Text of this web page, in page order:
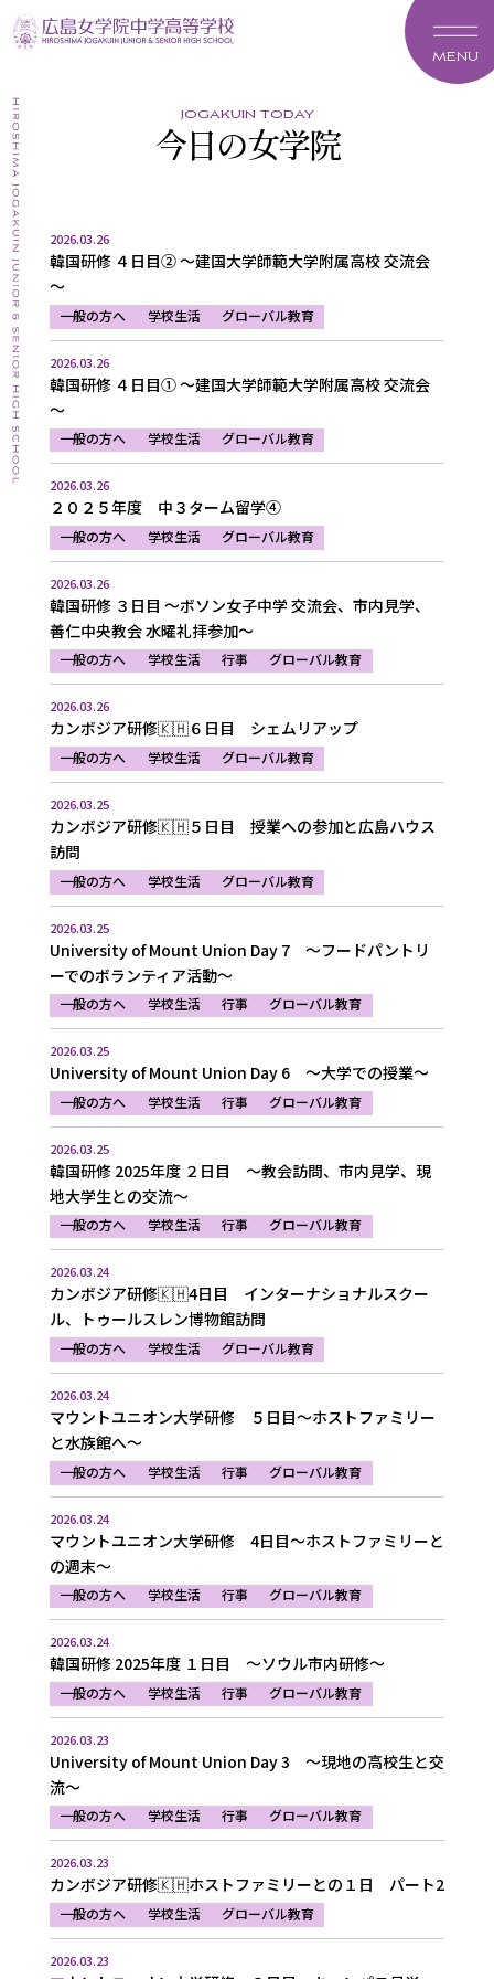
MENU
jogakuin today
今日の女学院
2026.03.26
韓国研修 ４日目② ～建国大学師範大学附属高校 交流会
～
一般の方へ 学校生活 グローバル教育
2026.03.26
韓国研修 ４日目① ～建国大学師範大学附属高校 交流会
～
一般の方へ 学校生活 グローバル教育
2026.03.26
２０２５年度 中３ターム留学④
一般の方へ 学校生活 グローバル教育
2026.03.26
韓国研修 ３日目 ～ボソン女子中学 交流会、市内見学、
善仁中央教会 水曜礼拝参加～
一般の方へ 学校生活 行事 グローバル教育
2026.03.26
カンボジア研修🇰🇭６日目 シェムリアップ
一般の方へ 学校生活 グローバル教育
2026.03.25
カンボジア研修🇰🇭５日目 授業への参加と広島ハウス
訪問
一般の方へ 学校生活 グローバル教育
2026.03.25
University of Mount Union Day 7 ～フードパントリ
ーでのボランティア活動～
一般の方へ 学校生活 行事 グローバル教育
2026.03.25
University of Mount Union Day 6 ～大学での授業～
一般の方へ 学校生活 行事 グローバル教育
2026.03.25
韓国研修 2025年度 ２日目 ～教会訪問、市内見学、現
地大学生との交流～
一般の方へ 学校生活 行事 グローバル教育
2026.03.24
カンボジア研修🇰🇭4日目 インターナショナルスクー
ル、トゥールスレン博物館訪問
一般の方へ 学校生活 グローバル教育
2026.03.24
マウントユニオン大学研修 ５日目～ホストファミリー
と水族館へ～
一般の方へ 学校生活 行事 グローバル教育
2026.03.24
マウントユニオン大学研修 4日目～ホストファミリーと
の週末～
一般の方へ 学校生活 行事 グローバル教育
2026.03.24
韓国研修 2025年度 １日目 ～ソウル市内研修～
一般の方へ 学校生活 行事 グローバル教育
2026.03.23
University of Mount Union Day 3 ～現地の高校生と交
流～
一般の方へ 学校生活 行事 グローバル教育
2026.03.23
カンボジア研修🇰🇭ホストファミリーとの１日 パート2
一般の方へ 学校生活 グローバル教育
2026.03.23